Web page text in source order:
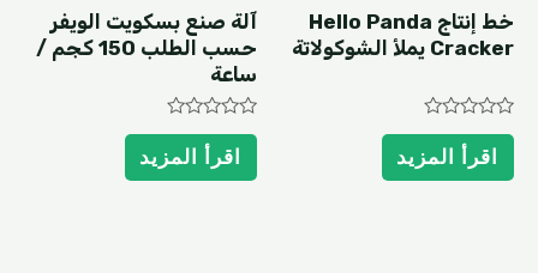
خط إنتاج Hello Panda
Cracker يملأ الشوكولاتة
Rated
out
of
اقرأ المزيد
آلة صنع بسكويت الويفر
حسب الطلب 150 كجم /
ساعة
Rated
out
of
اقرأ المزيد